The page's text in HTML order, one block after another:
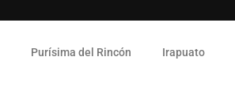
Purísima del Rincón Irapuato